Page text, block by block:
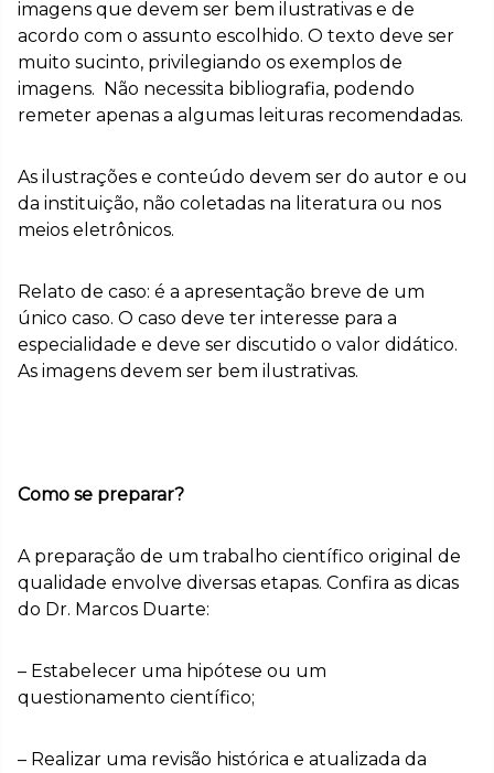
imagens que devem ser bem ilustrativas e de
acordo com o assunto escolhido. O texto deve ser
muito sucinto, privilegiando os exemplos de
imagens. Não necessita bibliografia, podendo
remeter apenas a algumas leituras recomendadas.
As ilustrações e conteúdo devem ser do autor e ou
da instituição, não coletadas na literatura ou nos
meios eletrônicos.
Relato de caso: é a apresentação breve de um
único caso. O caso deve ter interesse para a
especialidade e deve ser discutido o valor didático.
As imagens devem ser bem ilustrativas.
Como se preparar?
A preparação de um trabalho científico original de
qualidade envolve diversas etapas. Confira as dicas
do Dr. Marcos Duarte:
– Estabelecer uma hipótese ou um
questionamento científico;
– Realizar uma revisão histórica e atualizada da